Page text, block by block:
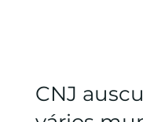
CNJ